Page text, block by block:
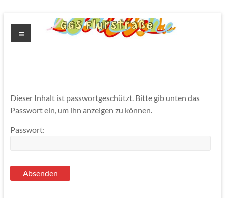
Inhalt
springen
Menü
Dieser Inhalt ist passwortgeschützt. Bitte gib unten das
Passwort ein, um ihn anzeigen zu können.
Passwort: